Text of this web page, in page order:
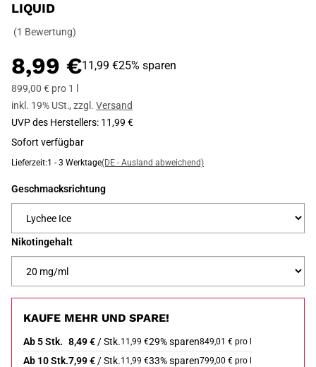
LIQUID
(1 Bewertung)
8,99 €11,99 €25% sparen
899,00 € pro 1 l
inkl. 19% USt., zzgl. Versand
UVP des Herstellers: 11,99 €
Sofort verfügbar
Lieferzeit:1 - 3 Werktage(DE - Ausland abweichend)
Geschmacksrichtung
Nikotingehalt
KAUFE MEHR UND SPARE!
Ab 5 Stk. 8,49 € / Stk.11,99 €29% sparen849,01 € pro l
Ab 10 Stk.7,99 € / Stk.11,99 €33% sparen799,00 € pro l